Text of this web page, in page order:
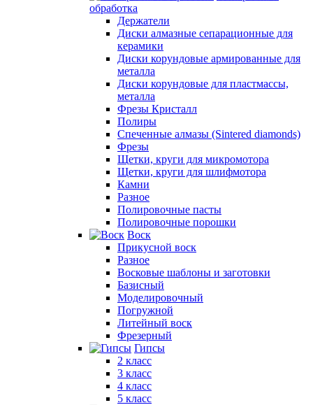
обработка
Держатели
Диски алмазные сепарационные для
керамики
Диски корундовые армированные для
металла
Диски корундовые для пластмассы,
металла
Фрезы Кристалл
Полиры
Спеченные алмазы (Sintered diamonds)
Фрезы
Щетки, круги для микромотора
Щетки, круги для шлифмотора
Камни
Разное
Полировочные пасты
Полировочные порошки
Воск
Прикусной воск
Разное
Восковые шаблоны и заготовки
Базисный
Моделировочный
Погружной
Литейный воск
Фрезерный
Гипсы
2 класс
3 класс
4 класс
5 класс